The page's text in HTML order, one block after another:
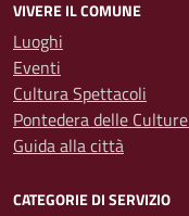
VIVERE IL COMUNE
Luoghi
Eventi
Cultura Spettacoli
Pontedera delle
Guida alla città
CATEGORIE DI SERVIZIO